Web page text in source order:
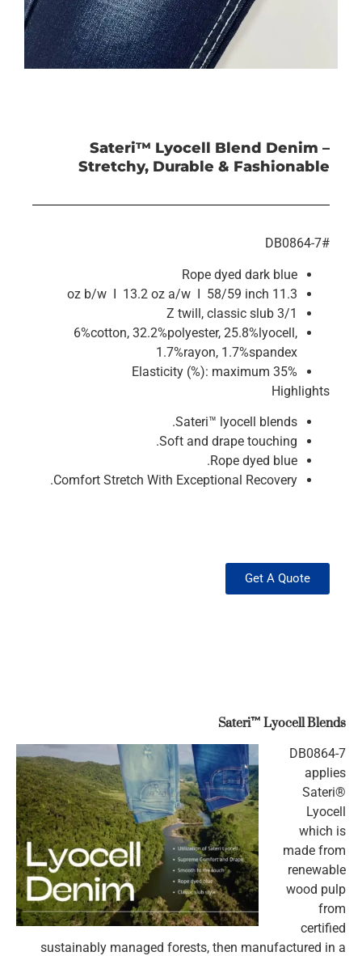
Sateri™ Lyocell Blend Denim –
Stretchy, Durable & Fashionable
#DB0864-7
Rope dyed dark blue
11.3 oz b/w I 13.2 oz a/w I 58/59 inch
3/1 Z twill, classic slub
6%cotton, 32.2%polyester, 25.8%lyocell,
1.7%rayon, 1.7%spandex
Elasticity (%): maximum 35%
Highlights
Sateri™ lyocell blends.
Soft and drape touching.
Rope dyed blue.
Comfort Stretch With Exceptional Recovery.
Get A Quote
Sateri™ Lyocell Blends
DB0864-7
applies
Sateri®
Lyocell
which is
made from
renewable
wood pulp
from
certified
sustainably managed forests, then manufactured in a